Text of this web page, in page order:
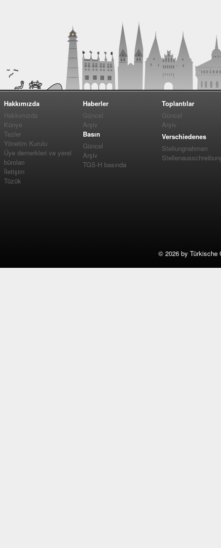
Hakkımızda
Hakkımızda
Künye
Tezler
Yönetim Kurulu
Üye dernerkleri ve yerel
büroları
İletişim
Tüzük
Haberler
Güncel
Arşiv
Basın
Güncel
Arşiv
TGS-H basında
Toplantılar
Güncel
Arşiv
Verschiedenes
Stellungnahmen
© 2026 by Türkische